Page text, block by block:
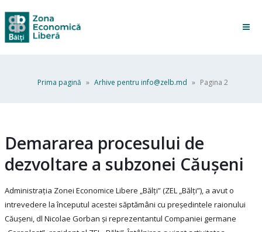
Prima pagină » Arhive pentru info@zelb.md » Pagina 2
Demararea procesului de
dezvoltare a subzonei Căușeni
Administrația Zonei Economice Libere „Bălți” (ZEL „Bălți”), a avut o
intrevedere la începutul acestei săptămâni cu președintele raionului
Căușeni, dl Nicolae Gorban și reprezentantul Companiei germane